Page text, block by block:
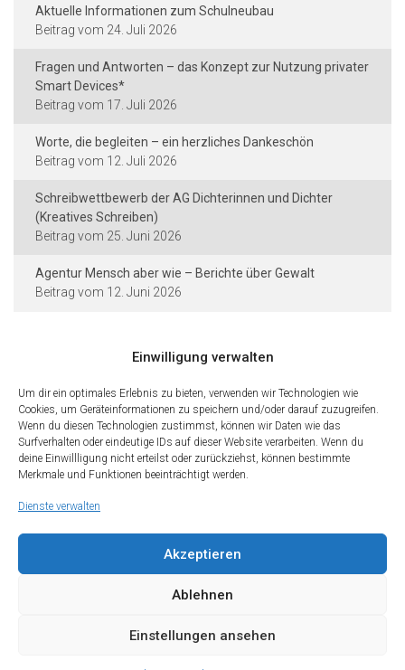
Einwilligung verwalten
Um dir ein optimales Erlebnis zu bieten, verwenden wir Technologien wie
Cookies, um Geräteinformationen zu speichern und/oder darauf zuzugreifen.
Wenn du diesen Technologien zustimmst, können wir Daten wie das
Surfverhalten oder eindeutige IDs auf dieser Website verarbeiten. Wenn du
deine Einwillligung nicht erteilst oder zurückziehst, können bestimmte
Merkmale und Funktionen beeinträchtigt werden.
Dienste verwalten
Akzeptieren
Ablehnen
Einstellungen ansehen
Aktuelle Informationen zum Schulneubau
24. Juli 2026
Fragen und Antworten – das Konzept zur Nutzung privater
Smart Devices*
17. Juli 2026
Worte, die begleiten – ein herzliches Dankeschön
12. Juli 2026
Schreibwettbewerb der AG Dichterinnen und Dichter
(Kreatives Schreiben)
25. Juni 2026
Agentur Mensch aber wie – Berichte über Gewalt
12. Juni 2026
Kontakt und Rechtliches
Städtische Dieter-Forte-Gesamtschule
Heidelberger Straße 75 · 40229 Düsseldorf
Tel.: 0211 · 89 99 611
Fax: 0211 · 89 99 612
Kontakt Impressum
Teilen Sie diese Seite mit Freunden
Wir freuen uns, wenn Sie diese Seite Ihren Freunden und Kontakten